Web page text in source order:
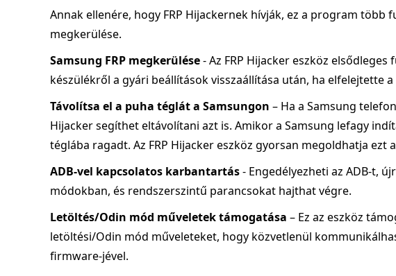
Annak ellenére, hogy FRP Hijackernek hívják, ez a program több
megkerülése.
Samsung FRP megkerülése- Az FRP Hijacker eszköz
készülékről a gyári beállítások visszaállítása után, ha elfelejtette
Távolítsa el a puha téglát a Samsungon – Ha a Samsung
Hijacker segíthet eltávolítani azt is. Amikor a Samsung lefagy
téglába ragadt. Az FRP Hijacker eszköz gyorsan megoldhatja ezt
ADB-vel kapcsolatos karbantartás- Engedélyezheti az ADB-t,
módokban, és rendszerszintű parancsokat hajthat végre.
Letöltés/Odin mód műveletek támogatása – Ez az eszköz
letöltési/Odin mód műveleteket, hogy közvetlenül
firmware-jével.